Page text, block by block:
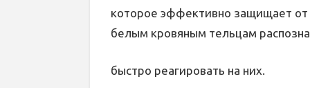
которое эффективно защищает от
белым кровяным тельцам
быстро реагировать на них.